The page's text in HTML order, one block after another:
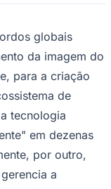
globais
da imagem do
para a criação
de
tecnologia
em dezenas
por outro,
a